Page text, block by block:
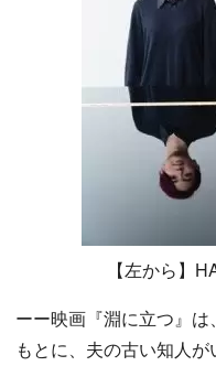
【左から】
ーー映画『淵に立つ』
もとに、夫の古い知人